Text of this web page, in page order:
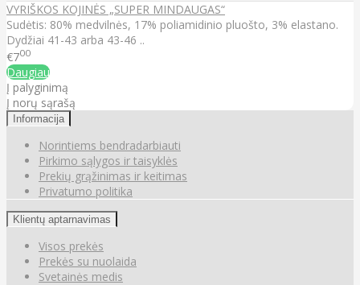
VYRIŠKOS KOJINĖS „SUPER MINDAUGAS“
Sudėtis: 80% medvilnės, 17% poliamidinio pluošto, 3% elastano.
Dydžiai 41-43 arba 43-46 ..
€700
Daugiau
Į palyginimą
Į norų sąrašą
Informacija
Norintiems bendradarbiauti
Pirkimo sąlygos ir taisyklės
Prekių grąžinimas ir keitimas
Privatumo politika
Klientų aptarnavimas
Visos prekės
Prekės su nuolaida
Svetainės medis